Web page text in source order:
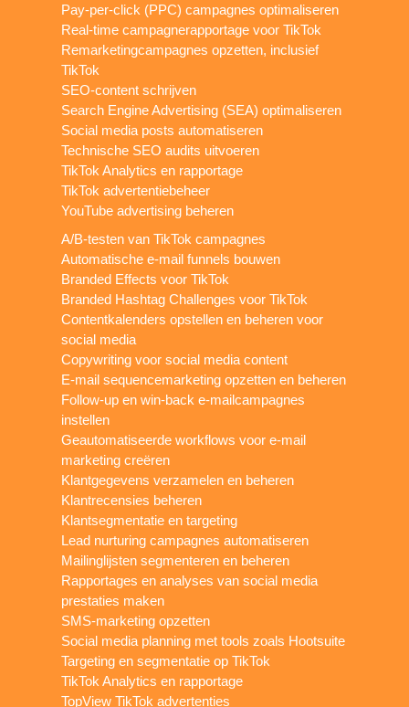
Pay-per-click (PPC) campagnes optimaliseren
Real-time campagnerapportage voor TikTok
Remarketingcampagnes opzetten, inclusief
TikTok
SEO-content schrijven
Search Engine Advertising (SEA) optimaliseren
Social media posts automatiseren
Technische SEO audits uitvoeren
TikTok Analytics en rapportage
TikTok advertentiebeheer
YouTube advertising beheren
A/B-testen van TikTok campagnes
Automatische e-mail funnels bouwen
Branded Effects voor TikTok
Branded Hashtag Challenges voor TikTok
Contentkalenders opstellen en beheren voor
social media
Copywriting voor social media content
E-mail sequencemarketing opzetten en beheren
Follow-up en win-back e-mailcampagnes
instellen
Geautomatiseerde workflows voor e-mail
marketing creëren
Klantgegevens verzamelen en beheren
Klantrecensies beheren
Klantsegmentatie en targeting
Lead nurturing campagnes automatiseren
Mailinglijsten segmenteren en beheren
Rapportages en analyses van social media
prestaties maken
SMS-marketing opzetten
Social media planning met tools zoals Hootsuite
Targeting en segmentatie op TikTok
TikTok Analytics en rapportage
TopView TikTok advertenties